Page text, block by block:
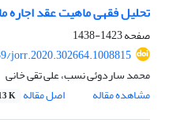
تحلیل فقهی ماهیت عقد اجاره
صفحه1423-1438
jorr.2020.302664.1008815
محمد ساردوئی نسب، علی تقی خانی
مشاهده مقاله
اصل مقاله K